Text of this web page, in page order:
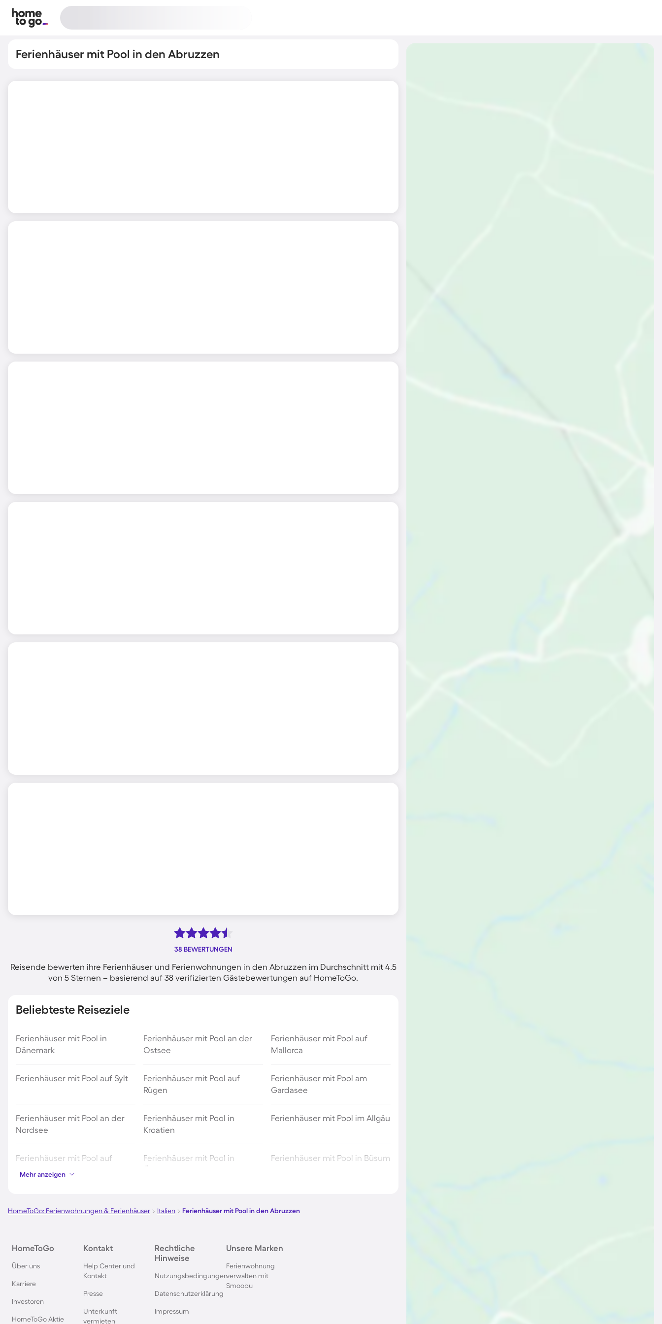
Ferienhäuser mit Pool in den Abruzzen
38 BEWERTUNGEN
Reisende bewerten ihre Ferienhäuser und Ferienwohnungen in den Abruzzen im Durchschnitt mit 4.5
von 5 Sternen – basierend auf 38 verifizierten Gästebewertungen auf HomeToGo.
Beliebteste Reiseziele
Ferienhäuser mit Pool in
Dänemark
Ferienhäuser mit Pool an der
Ostsee
Ferienhäuser mit Pool auf
Mallorca
Ferienhäuser mit Pool auf Sylt
Ferienhäuser mit Pool auf
Rügen
Ferienhäuser mit Pool am
Gardasee
Ferienhäuser mit Pool an der
Nordsee
Ferienhäuser mit Pool in
Kroatien
Ferienhäuser mit Pool im Allgäu
Ferienhäuser mit Pool auf
Fehmarn
Ferienhäuser mit Pool in
Österreich
Ferienhäuser mit Pool in Büsum
Norddeich
Comer See
Schwarzwald
Oberstdorf
Ferienhäuser mit Pool in
Grömitz
Ferienhäuser mit Pool in Italien
Ferienhäuser mit Pool in Ferienhäuser mit Pool in
Mehr anzeigen
HomeToGo: Ferienwohnungen & Ferienhäuser Italien Ferienhäuser mit Pool in den Abruzzen
HomeToGo
Über uns
Karriere
Investoren
HomeToGo Aktie
Kontakt
Help Center und
Kontakt
Presse
Unterkunft
vermieten
Rechtliche
Hinweise
Nutzungsbedingungen
Datenschutzerklärung
Impressum
Unsere Marken
Ferienwohnung
verwalten mit
Smoobu